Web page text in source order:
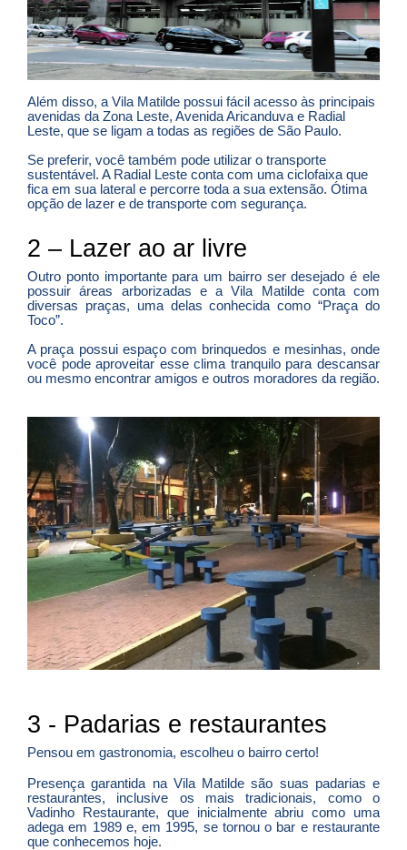
Além disso, a Vila Matilde possui fácil acesso às principais
avenidas da Zona Leste, Avenida Aricanduva e Radial
Leste, que se ligam a todas as regiões de São Paulo.
Se preferir, você também pode utilizar o transporte
sustentável. A Radial Leste conta com uma ciclofaixa que
fica em sua lateral e percorre toda a sua extensão. Ótima
opção de lazer e de transporte com segurança.
2 – Lazer ao ar livre
Outro ponto importante para um bairro ser desejado é ele
possuir áreas arborizadas e a Vila Matilde conta com
diversas praças, uma delas conhecida como “Praça do
Toco”.
A praça possui espaço com brinquedos e mesinhas, onde
você pode aproveitar esse clima tranquilo para descansar
ou mesmo encontrar amigos e outros moradores da região.
3 - Padarias e restaurantes
Pensou em gastronomia, escolheu o bairro certo!
Presença garantida na Vila Matilde são suas padarias e
restaurantes, inclusive os mais tradicionais, como o
Vadinho Restaurante, que inicialmente abriu como uma
adega em 1989 e, em 1995, se tornou o bar e restaurante
que conhecemos hoje.